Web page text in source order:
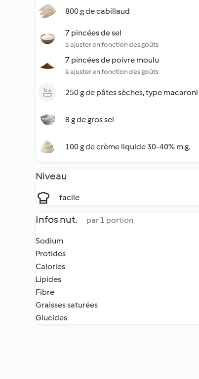
800 g de cabillaud
7 pincées de sel
à ajuster en fonction des goûts
7 pincées de poivre moulu
à ajuster en fonction des goûts
250 g de pâtes sèches, type macaroni
8 g de gros sel
100 g de crème liquide 30-40% m.g.
Niveau
facile
Infos nut. par 1 portion
Sodium
Protides
Calories
Lipides
Fibre
Graisses saturées
Glucides